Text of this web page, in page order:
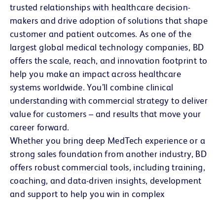
trusted relationships with healthcare decision-
makers and drive adoption of solutions that shape
customer and patient outcomes. As one of the
largest global medical technology companies, BD
offers the scale, reach, and innovation footprint to
help you make an impact across healthcare
systems worldwide. You’ll combine clinical
understanding with commercial strategy to deliver
value for customers – and results that move your
career forward.
Whether you bring deep MedTech experience or a
strong sales foundation from another industry, BD
offers robust commercial tools, including training,
coaching, and data-driven insights, development
and support to help you win in complex